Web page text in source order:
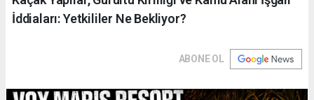
İddiaları: Yetkililer Ne Bekliyor?
ABONE OL